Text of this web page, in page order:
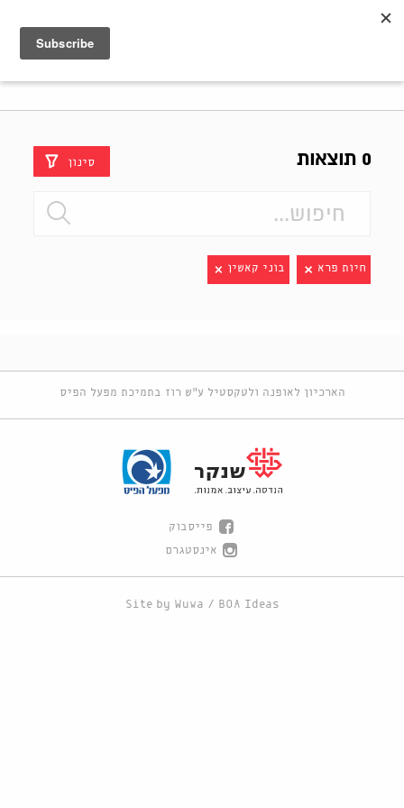
0 תוצאות סינון
חיות פרא בוני קאשין
הארכיון לאופנה ולטקסטיל ע"ש רוז בתמיכת מפעל הפיס
פייסבוק
אינסטגרם
Site by Wuwa / BOA Ideas